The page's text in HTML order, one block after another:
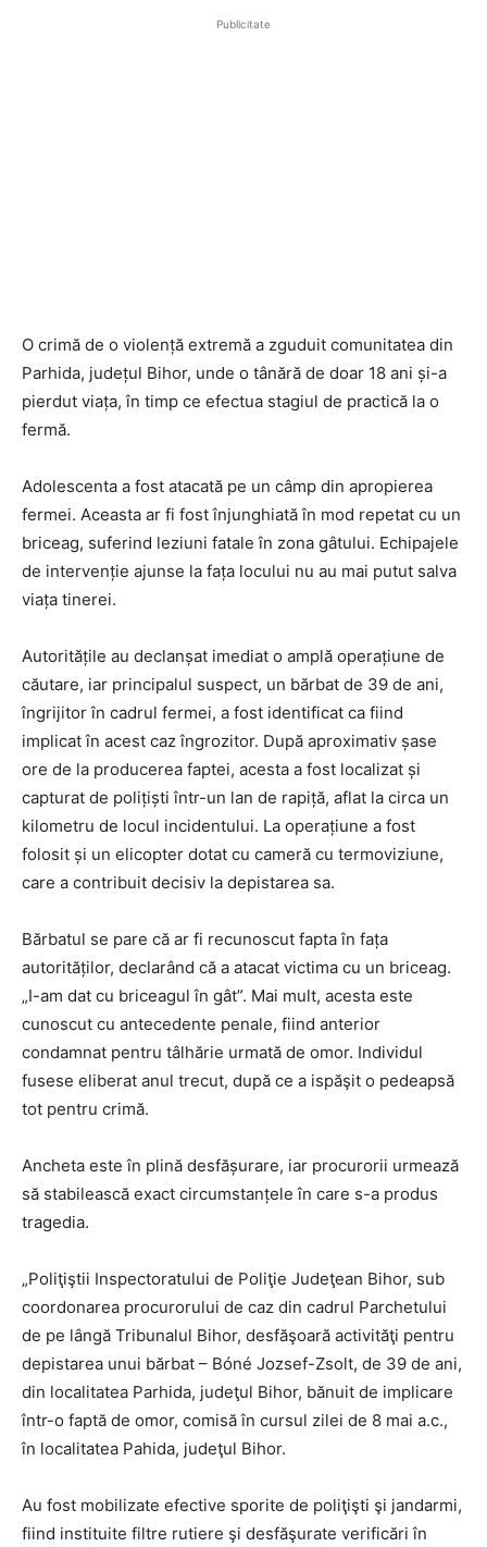
Publicitate
O crimă de o violență extremă a zguduit comunitatea din
Parhida, județul Bihor, unde o tânără de doar 18 ani și-a
pierdut viața, în timp ce efectua stagiul de practică la o
fermă.
Adolescenta a fost atacată pe un câmp din apropierea
fermei. Aceasta ar fi fost înjunghiată în mod repetat cu un
briceag, suferind leziuni fatale în zona gâtului. Echipajele
de intervenție ajunse la fața locului nu au mai putut salva
viața tinerei.
Autoritățile au declanșat imediat o amplă operațiune de
căutare, iar principalul suspect, un bărbat de 39 de ani,
îngrijitor în cadrul fermei, a fost identificat ca fiind
implicat în acest caz îngrozitor. După aproximativ șase
ore de la producerea faptei, acesta a fost localizat și
capturat de polițiști într-un lan de rapiță, aflat la circa un
kilometru de locul incidentului. La operațiune a fost
folosit și un elicopter dotat cu cameră cu termoviziune,
care a contribuit decisiv la depistarea sa.
Bărbatul se pare că ar fi recunoscut fapta în fața
autorităților, declarând că a atacat victima cu un briceag.
„I-am dat cu briceagul în gât”. Mai mult, acesta este
cunoscut cu antecedente penale, fiind anterior
condamnat pentru tâlhărie urmată de omor. Individul
fusese eliberat anul trecut, după ce a ispăşit o pedeapsă
tot pentru crimă.
Ancheta este în plină desfășurare, iar procurorii urmează
să stabilească exact circumstanțele în care s-a produs
tragedia.
„Poliţiştii Inspectoratului de Poliţie Judeţean Bihor, sub
coordonarea procurorului de caz din cadrul Parchetului
de pe lângă Tribunalul Bihor, desfăşoară activităţi pentru
depistarea unui bărbat – Bóné Jozsef-Zsolt, de 39 de ani,
din localitatea Parhida, judeţul Bihor, bănuit de implicare
într-o faptă de omor, comisă în cursul zilei de 8 mai a.c.,
în localitatea Pahida, judeţul Bihor.
Au fost mobilizate efective sporite de poliţişti şi jandarmi,
fiind instituite filtre rutiere şi desfăşurate verificări în